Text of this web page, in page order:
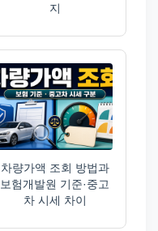
지
차량가액 조회 방법과
보험개발원 기준·중고
차 시세 차이